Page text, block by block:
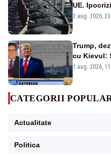
UE.
după
2 aug. 2026,
Trump,
cu Kievul:
tot ce vor»
1 aug. 2026,
CATEGORII
Actualitate
Politica